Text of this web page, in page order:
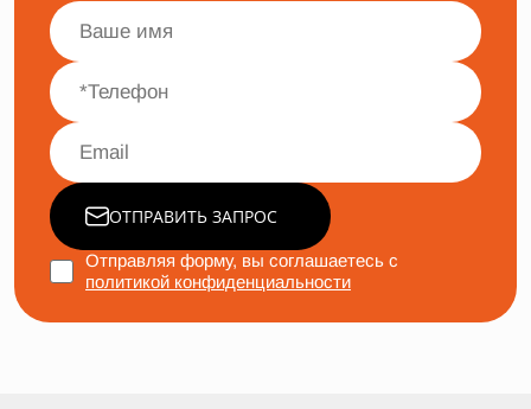
ОТПРАВИТЬ ЗАПРОС
Отправляя форму, вы соглашаетесь с
политикой конфиденциальности